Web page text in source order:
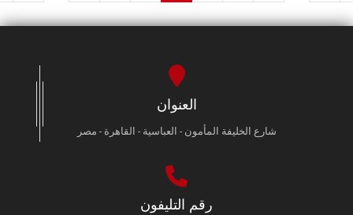
العنوان
شارع الخليفة المأمون - العباسية - القاهرة - مصر
رقم التليفون